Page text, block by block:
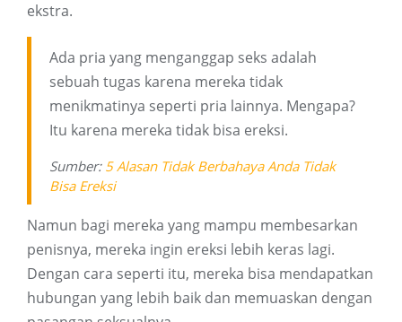
ekstra.
Ada pria yang menganggap seks adalah
sebuah tugas karena mereka tidak
menikmatinya seperti pria lainnya. Mengapa?
Itu karena mereka tidak bisa ereksi.
Sumber: 5 Alasan Tidak Berbahaya Anda Tidak
Bisa Ereksi
Namun bagi mereka yang mampu membesarkan
penisnya, mereka ingin ereksi lebih keras lagi.
Dengan cara seperti itu, mereka bisa mendapatkan
hubungan yang lebih baik dan memuaskan dengan